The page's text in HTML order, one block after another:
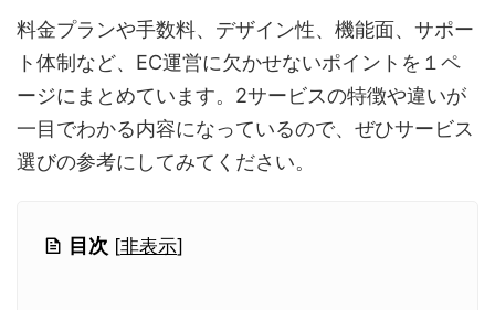
料金プランや手数料、デザイン性、機能面、サポー
ト体制など、EC運営に欠かせないポイントを１ペ
ージにまとめています。2サービスの特徴や違いが
一目でわかる内容になっているので、ぜひサービス
選びの参考にしてみてください。
目次 [非表示]